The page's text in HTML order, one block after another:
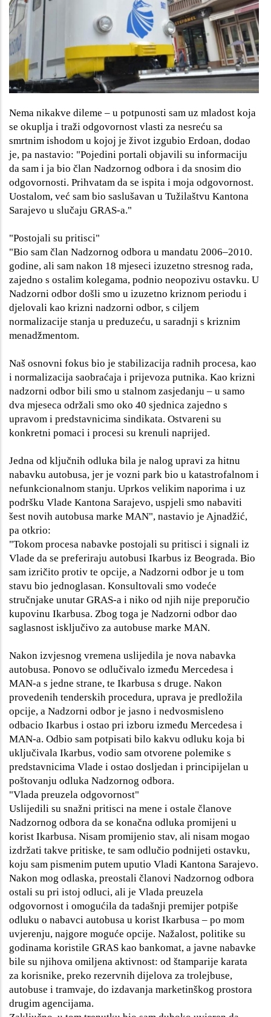
Nema nikakve dileme – u potpunosti sam uz mladost koja
se okuplja i traži odgovornost vlasti za nesreću sa
smrtnim ishodom u kojoj je život izgubio Erdoan, dodao
je, pa nastavio: "Pojedini portali objavili su informaciju
da sam i ja bio član Nadzornog odbora i da snosim dio
odgovornosti. Prihvatam da se ispita i moja odgovornost.
Uostalom, već sam bio saslušavan u Tužilaštvu Kantona
Sarajevo u slučaju GRAS-a."
"Postojali su pritisci"
"Bio sam član Nadzornog odbora u mandatu 2006–2010.
godine, ali sam nakon 18 mjeseci izuzetno stresnog rada,
zajedno s ostalim kolegama, podnio neopozivu ostavku. U
Nadzorni odbor došli smo u izuzetno kriznom periodu i
djelovali kao krizni nadzorni odbor, s ciljem
normalizacije stanja u preduzeću, u saradnji s kriznim
menadžmentom.
Naš osnovni fokus bio je stabilizacija radnih procesa, kao
i normalizacija saobraćaja i prijevoza putnika. Kao krizni
nadzorni odbor bili smo u stalnom zasjedanju – u samo
dva mjeseca održali smo oko 40 sjednica zajedno s
upravom i predstavnicima sindikata. Ostvareni su
konkretni pomaci i procesi su krenuli naprijed.
Jedna od ključnih odluka bila je nalog upravi za hitnu
nabavku autobusa, jer je vozni park bio u katastrofalnom i
nefunkcionalnom stanju. Uprkos velikim naporima i uz
podršku Vlade Kantona Sarajevo, uspjeli smo nabaviti
šest novih autobusa marke MAN", nastavio je Ajnadžić,
pa otkrio:
"Tokom procesa nabavke postojali su pritisci i signali iz
Vlade da se preferiraju autobusi Ikarbus iz Beograda. Bio
sam izričito protiv te opcije, a Nadzorni odbor je u tom
stavu bio jednoglasan. Konsultovali smo vodeće
stručnjake unutar GRAS-a i niko od njih nije preporučio
kupovinu Ikarbusa. Zbog toga je Nadzorni odbor dao
saglasnost isključivo za autobuse marke MAN.
Nakon izvjesnog vremena uslijedila je nova nabavka
autobusa. Ponovo se odlučivalo između Mercedesa i
MAN-a s jedne strane, te Ikarbusa s druge. Nakon
provedenih tenderskih procedura, uprava je predložila
opcije, a Nadzorni odbor je jasno i nedvosmisleno
odbacio Ikarbus i ostao pri izboru između Mercedesa i
MAN-a. Odbio sam potpisati bilo kakvu odluku koja bi
uključivala Ikarbus, vodio sam otvorene polemike s
predstavnicima Vlade i ostao dosljedan i principijelan u
poštovanju odluka Nadzornog odbora.
"Vlada preuzela odgovornost"
Uslijedili su snažni pritisci na mene i ostale članove
Nadzornog odbora da se konačna odluka promijeni u
korist Ikarbusa. Nisam promijenio stav, ali nisam mogao
izdržati takve pritiske, te sam odlučio podnijeti ostavku,
koju sam pismenim putem uputio Vladi Kantona Sarajevo.
Nakon mog odlaska, preostali članovi Nadzornog odbora
ostali su pri istoj odluci, ali je Vlada preuzela
odgovornost i omogućila da tadašnji premijer potpiše
odluku o nabavci autobusa u korist Ikarbusa – po mom
uvjerenju, najgore moguće opcije. Nažalost, politike su
godinama koristile GRAS kao bankomat, a javne nabavke
bile su njihova omiljena aktivnost: od štamparije karata
za korisnike, preko rezervnih dijelova za trolejbuse,
autobuse i tramvaje, do izdavanja marketinškog prostora
drugim agencijama.